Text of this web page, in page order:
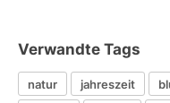
Verwandte Tags
natur jahreszeit